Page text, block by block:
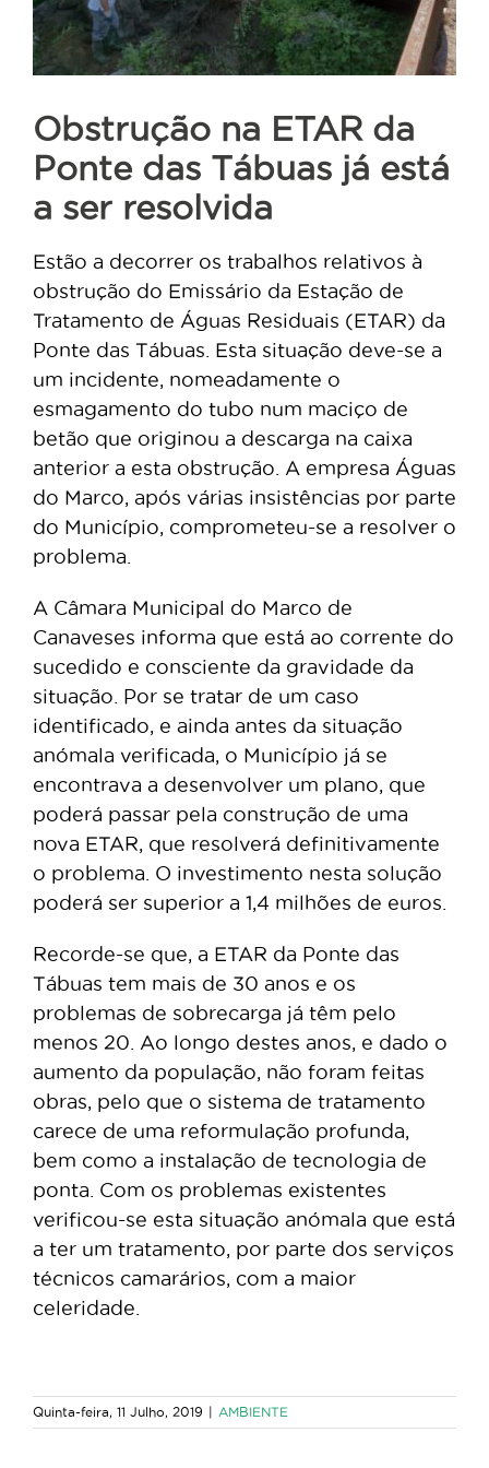
Obstrução na ETAR da
Ponte das Tábuas já está
a ser resolvida
Estão a decorrer os trabalhos relativos à
obstrução do Emissário da Estação de
Tratamento de Águas Residuais (ETAR) da
Ponte das Tábuas. Esta situação deve-se a
um incidente, nomeadamente o
esmagamento do tubo num maciço de
betão que originou a descarga na caixa
anterior a esta obstrução. A empresa Águas
do Marco, após várias insistências por parte
do Município, comprometeu-se a resolver o
problema.
A Câmara Municipal do Marco de
Canaveses informa que está ao corrente do
sucedido e consciente da gravidade da
situação. Por se tratar de um caso
identificado, e ainda antes da situação
anómala verificada, o Município já se
encontrava a desenvolver um plano, que
poderá passar pela construção de uma
nova ETAR, que resolverá definitivamente
o problema. O investimento nesta solução
poderá ser superior a 1,4 milhões de euros.
Recorde-se que, a ETAR da Ponte das
Tábuas tem mais de 30 anos e os
problemas de sobrecarga já têm pelo
menos 20. Ao longo destes anos, e dado o
aumento da população, não foram feitas
obras, pelo que o sistema de tratamento
carece de uma reformulação profunda,
bem como a instalação de tecnologia de
ponta. Com os problemas existentes
verificou-se esta situação anómala que está
a ter um tratamento, por parte dos serviços
técnicos camarários, com a maior
celeridade.
Quinta-feira, 11 Julho, 2019 AMBIENTE